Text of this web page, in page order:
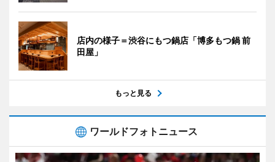
店内の様子＝渋谷にもつ鍋店「博多もつ鍋 前
田屋」
もっと見る
ワールドフォトニュース